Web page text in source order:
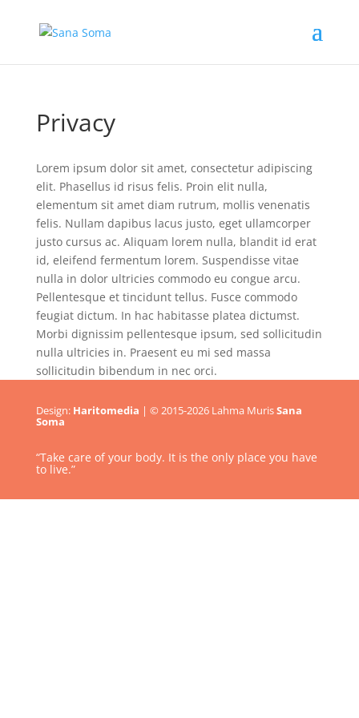
Privacy
Lorem ipsum dolor sit amet, consectetur adipiscing
elit. Phasellus id risus felis. Proin elit nulla,
elementum sit amet diam rutrum, mollis venenatis
felis. Nullam dapibus lacus justo, eget ullamcorper
justo cursus ac. Aliquam lorem nulla, blandit id erat
id, eleifend fermentum lorem. Suspendisse vitae
nulla in dolor ultricies commodo eu congue arcu.
Pellentesque et tincidunt tellus. Fusce commodo
feugiat dictum. In hac habitasse platea dictumst.
Morbi dignissim pellentesque ipsum, sed sollicitudin
nulla ultricies in. Praesent eu mi sed massa
sollicitudin bibendum in nec orci.
Design: Haritomedia | © 2015-2026 Lahma MurisSana
Soma
“Take care of your body. It is the only place you have
to live.”